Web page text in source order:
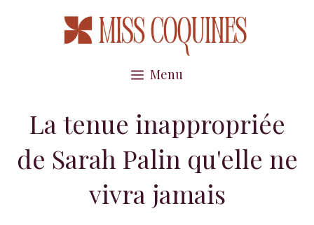
Menu
La tenue inappropriée
de Sarah Palin qu'elle ne
vivra jamais